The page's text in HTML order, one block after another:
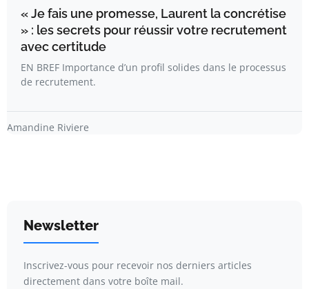
« Je fais une promesse, Laurent la concrétise
» : les secrets pour réussir votre recrutement
avec certitude
EN BREF Importance d’un profil solides dans le processus
de recrutement.
Amandine Riviere
Newsletter
Inscrivez-vous pour recevoir nos derniers articles
directement dans votre boîte mail.